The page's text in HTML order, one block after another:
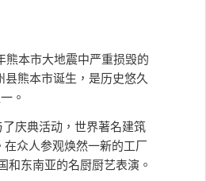
熊本市大地震中严重损毁的
熊本市诞生，是历史悠久
。
庆典活动，世界著名建筑
众人参观焕然一新的工厂
和东南亚的名厨厨艺表演。